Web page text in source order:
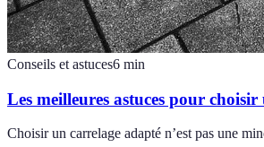
Conseils et astuces6 min
Les meilleures astuces pour
Choisir un carrelage adapté n’est pas une